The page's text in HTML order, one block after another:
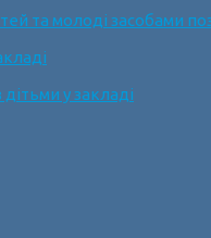
та молоді засобами
у закладі